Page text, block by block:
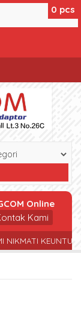
Online
Kami
0 pcs